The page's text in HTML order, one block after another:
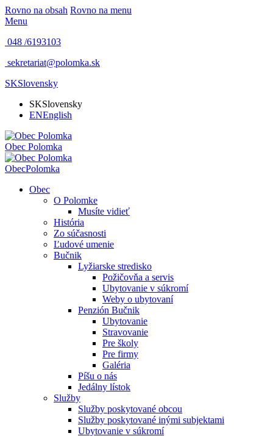
Rovno na obsah Rovno na menu
Menu
048 /6193103
sekretariat@polomka.sk
SKSlovensky
SKSlovensky
ENEnglish
Obec Polomka
ObecPolomka
Obec
O Polomke
Musíte vidieť
História
Zo súčasnosti
Ľudové umenie
Bučnik
Lyžiarske stredisko
Požičovňa a servis
Ubytovanie v súkromí
Weby o ubytovaní
Penzión Bučnik
Ubytovanie
Stravovanie
Pre školy
Pre firmy
Galéria
Píšu o nás
Jedálny lístok
Služby
Služby poskytované obcou
Služby poskytované inými subjektami
Ubytovanie v súkromí